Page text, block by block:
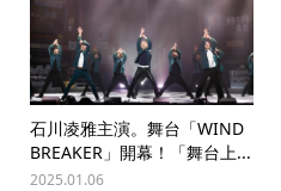
石川凌雅主演。舞台「WIND
BREAKER」開幕！「舞台上...
2025.01.06